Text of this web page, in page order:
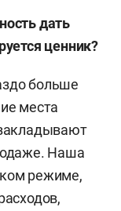
дать
ценник?
больше
места
Наша
режиме,